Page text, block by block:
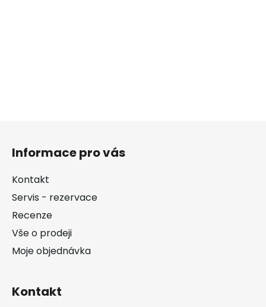
Informace pro vás
Kontakt
Servis - rezervace
Recenze
Vše o prodeji
Moje objednávka
Kontakt